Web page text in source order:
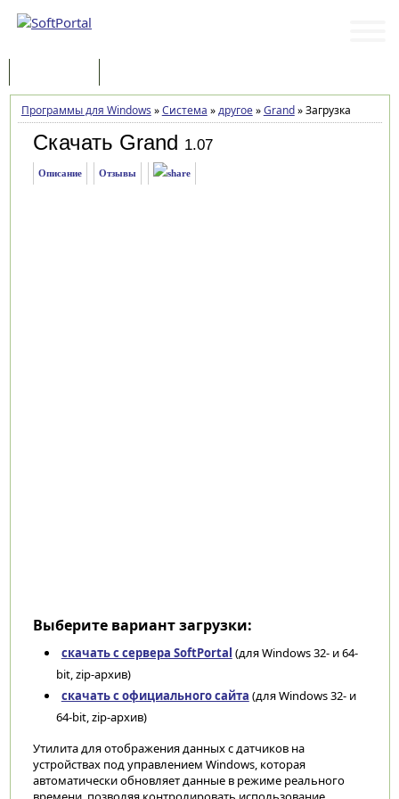
Программы для Windows »Система »другое»Grand»Загрузка
Скачать Grand 1.07
Описание Отзывы
Выберите вариант загрузки:
скачать с сервера SoftPortal (для Windows 32- и 64-
bit, zip-архив)
скачать с официального сайта (для Windows 32- и
64-bit, zip-архив)
Утилита для отображения данных с датчиков на
устройствах под управлением Windows, которая
автоматически обновляет данные в режиме реального